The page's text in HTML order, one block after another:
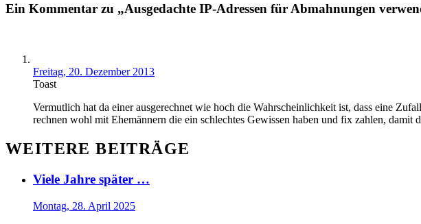
Ein Kommentar zu „Ausgedachte IP-Adressen für Abmahnungen
Freitag, 20. Dezember 2013
Toast
Vermutlich hat da einer ausgerechnet wie hoch die Wahrscheinlichkeit ist, dass eine
rechnen wohl mit Ehemännern die ein schlechtes Gewissen haben und fix zahlen, damit
WEITERE BEITRÄGE
Viele Jahre später …
Montag, 28. April 2025